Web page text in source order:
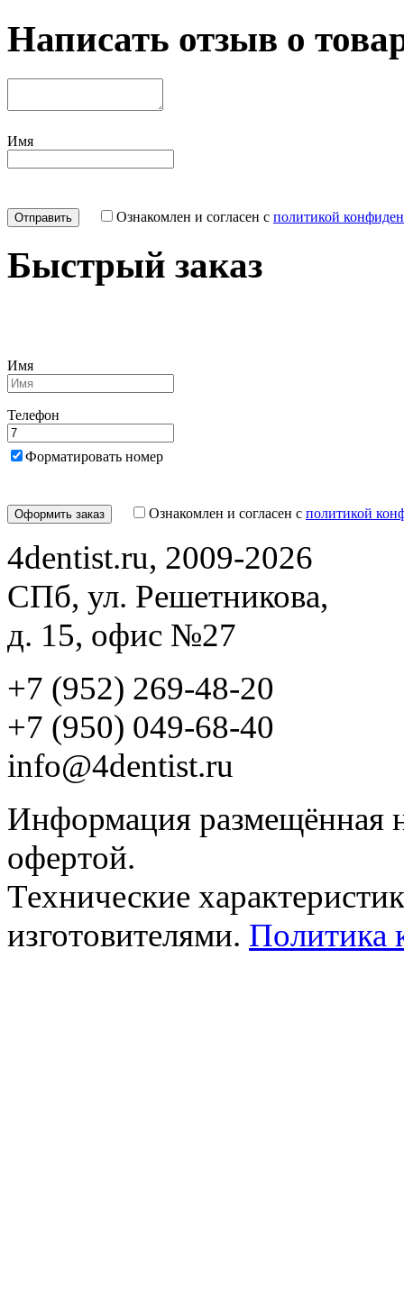
Написать отзыв о
Имя
Ознакомлен и согласен с политикой
Быстрый заказ
Имя
Телефон
Форматировать номер
Ознакомлен и согласен с политикой
4dentist.ru, 2009-2026
СПб, ул. Решетникова,
д. 15, офис №27
+7 (952) 269-48-20
‪+7 (950) 049-68-40
info@4dentist.ru
Информация размещённая
офертой.
Технические
изготовителями. Политика